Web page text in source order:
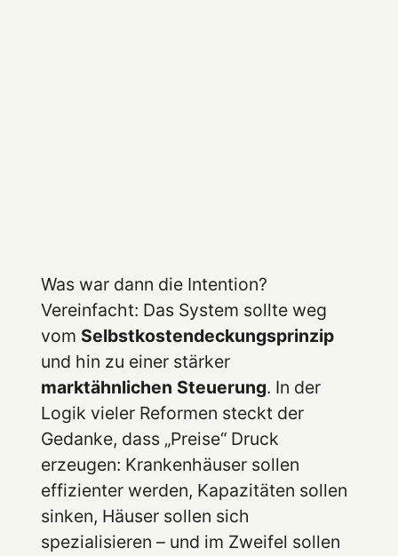
Was war dann die Intention?
Vereinfacht: Das System sollte weg
vom Selbstkostendeckungsprinzip
und hin zu einer stärker
marktähnlichen Steuerung. In der
Logik vieler Reformen steckt der
Gedanke, dass „Preise“ Druck
erzeugen: Krankenhäuser sollen
effizienter werden, Kapazitäten sollen
sinken, Häuser sollen sich
spezialisieren – und im Zweifel sollen